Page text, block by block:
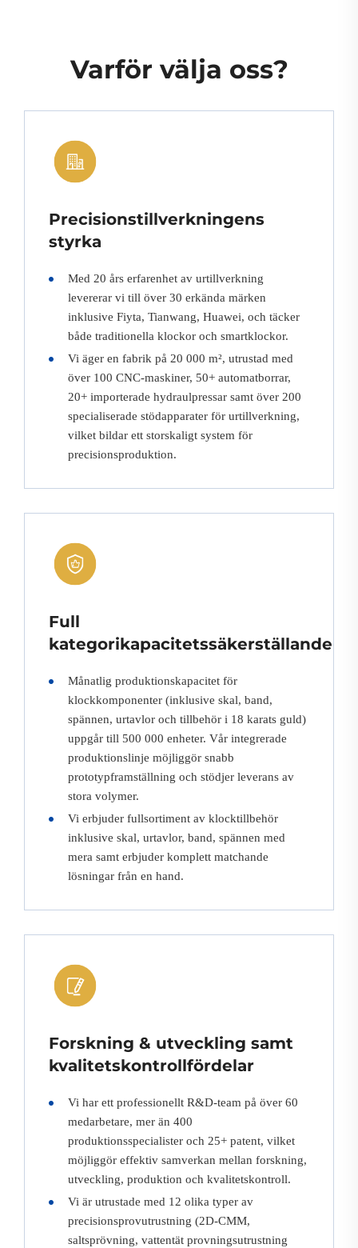
Varför välja oss?
Precisionstillverkningens
styrka
Med 20 års erfarenhet av urtillverkning
levererar vi till över 30 erkända märken
inklusive Fiyta, Tianwang, Huawei, och täcker
både traditionella klockor och smartklockor.
Vi äger en fabrik på 20 000 m², utrustad med
över 100 CNC-maskiner, 50+ automatborrar,
20+ importerade hydraulpressar samt över 200
specialiserade stödapparater för urtillverkning,
vilket bildar ett storskaligt system för
precisionsproduktion.
Full
kategorikapacitetssäkerställande
Månatlig produktionskapacitet för
klockkomponenter (inklusive skal, band,
spännen, urtavlor och tillbehör i 18 karats guld)
uppgår till 500 000 enheter. Vår integrerade
produktionslinje möjliggör snabb
prototypframställning och stödjer leverans av
stora volymer.
Vi erbjuder fullsortiment av klocktillbehör
inklusive skal, urtavlor, band, spännen med
mera samt erbjuder komplett matchande
lösningar från en hand.
Forskning & utveckling samt
kvalitetskontrollfördelar
Vi har ett professionellt R&D-team på över 60
medarbetare, mer än 400
produktionsspecialister och 25+ patent, vilket
möjliggör effektiv samverkan mellan forskning,
utveckling, produktion och kvalitetskontroll.
Vi är utrustade med 12 olika typer av
precisionsprovutrustning (2D-CMM,
saltsprövning, vattentät provningsutrustning